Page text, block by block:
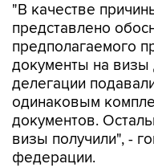
"В качестве
представлено
предполагаемого
документы на визы
делегации
одинаковым
документов.
визы получили", -
федерации.